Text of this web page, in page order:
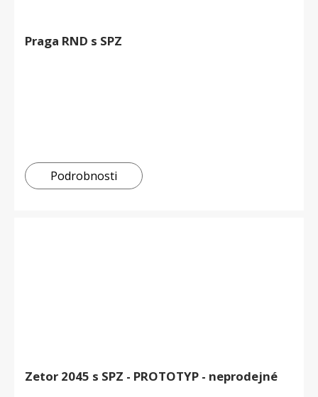
Praga RND s SPZ
Podrobnosti
Zetor 2045 s SPZ - PROTOTYP - neprodejné